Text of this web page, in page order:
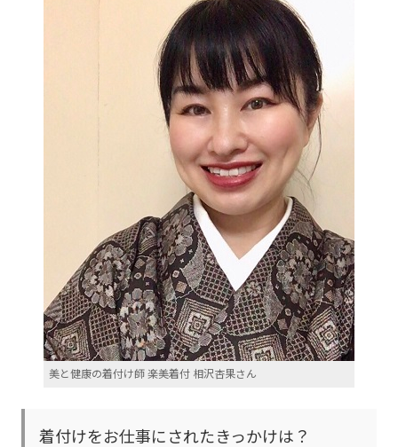
美と健康の着付け師 楽美着付 相沢杏果さん
着付けをお仕事にされたきっかけは？